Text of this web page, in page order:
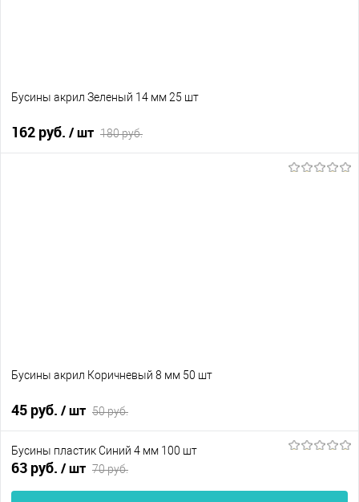
Бусины акрил Зеленый 14 мм 25 шт
162 руб. / шт 180 руб.
Бусины акрил Коричневый 8 мм 50 шт
45 руб. / шт 50 руб.
В корзину
Бусины пластик Синий 4 мм 100 шт
63 руб. / шт 70 руб.